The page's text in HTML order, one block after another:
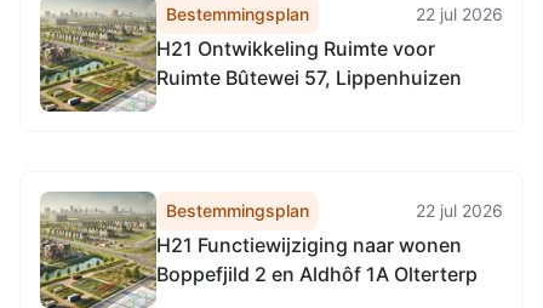
Bestemmingsplan 22 jul 2026
H21 Ontwikkeling Ruimte voor
Ruimte Bûtewei 57, Lippenhuizen
Bestemmingsplan 22 jul 2026
H21 Functiewijziging naar wonen
Boppefjild 2 en Aldhôf 1A Olterterp